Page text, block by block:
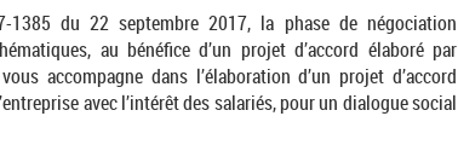
1385 du 22 septembre 2017, la phase de négociation
au bénéfice d’un projet d’accord élaboré par
accompagne dans l’élaboration d’un projet d’accord
avec l’intérêt des salariés, pour un dialogue social